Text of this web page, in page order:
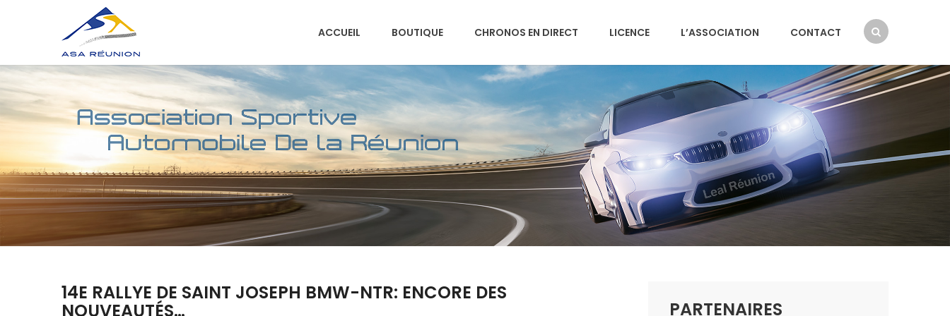
ACCUEIL BOUTIQUE CHRONOS EN DIRECT LICENCE L’ASSOCIATION CONTACT
14E RALLYE DE SAINT JOSEPH BMW-NTR: ENCORE DES
NOUVEAUTÉS… PARTENAIRES